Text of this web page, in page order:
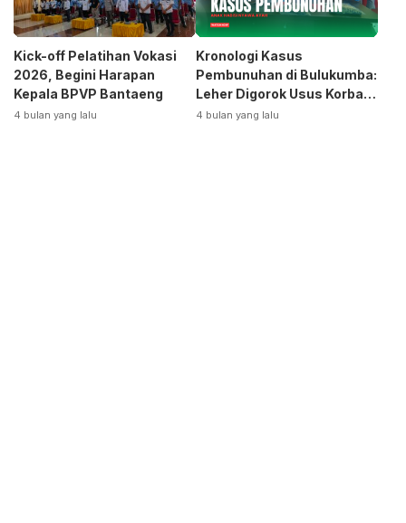
Kick-off Pelatihan Vokasi
2026, Begini Harapan
Kepala BPVP Bantaeng
4 bulan yang lalu
Kronologi Kasus
Pembunuhan di Bulukumba:
Leher Digorok Usus Korban
Dikeluarkan
4 bulan yang lalu